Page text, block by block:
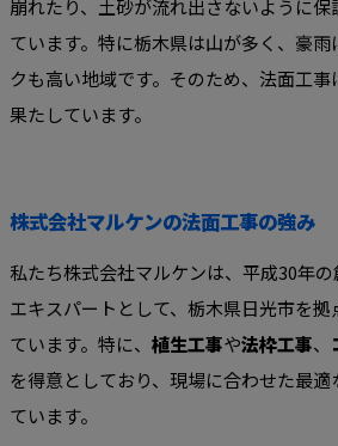
崩れたり、土砂が流れ出さないように
ています。特に栃木県は山が多く、豪
クも高い地域です。そのため、法面工
果たしています。
株式会社マルケンの法面工事の強み
私たち株式会社マルケンは、平成30年
エキスパートとして、栃木県日光市を
ています。特に、 植生工事や法枠工事、
を得意としており、現場に合わせた最
ています。